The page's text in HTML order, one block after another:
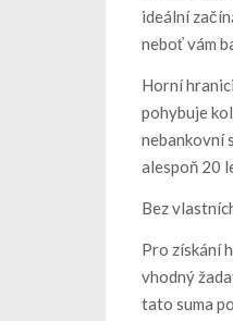
ideální
neboť vám
Horní
pohybuje
nebankovní
alespoň 20
Bez
Pro získání
vhodný
tato suma